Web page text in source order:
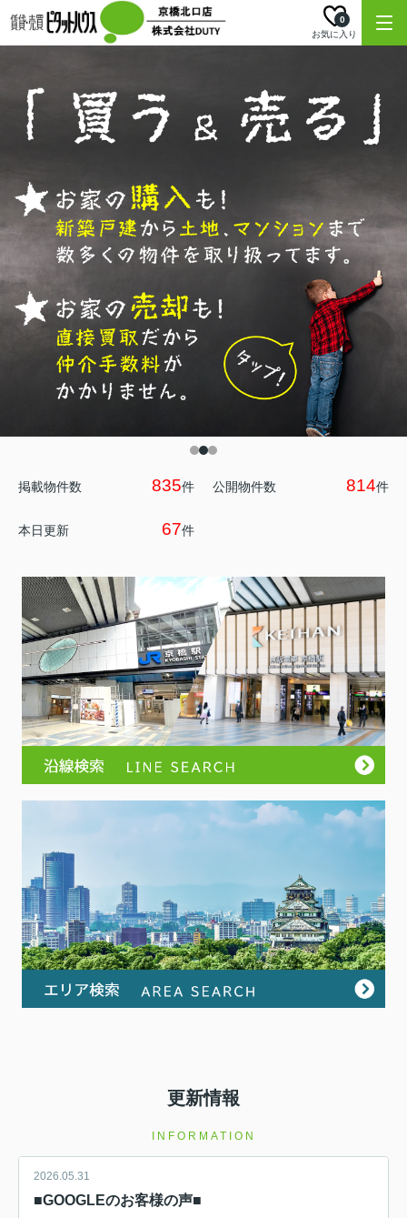
お気に入り
0
掲載物件数 835件 公開物件数 814件
本日更新 67件
更新情報
INFORMATION
2026.05.31
■GOOGLEのお客様の声■